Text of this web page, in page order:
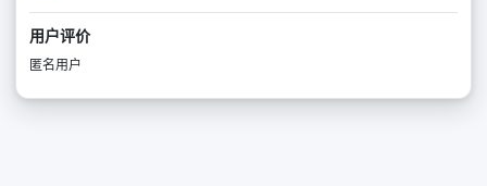
用户评价
匿名用户